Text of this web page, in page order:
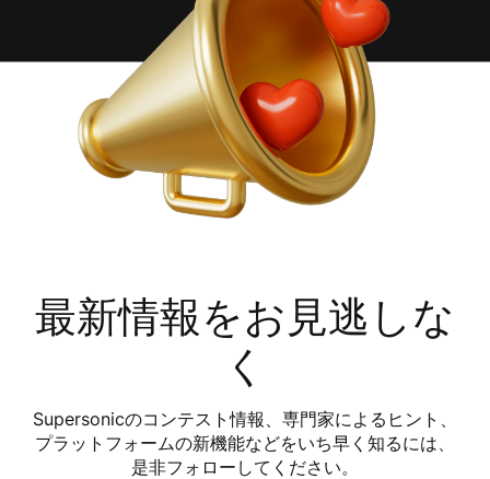
最新情報をお見逃しな
く
Supersonicのコンテスト情報、専門家によるヒント、
プラットフォームの新機能などをいち早く知るには、
是非フォローしてください。